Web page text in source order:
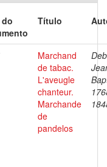
do
Título
Marchand
de tabac.
L'aveugle
chanteur.
Marchande
de
pandelos